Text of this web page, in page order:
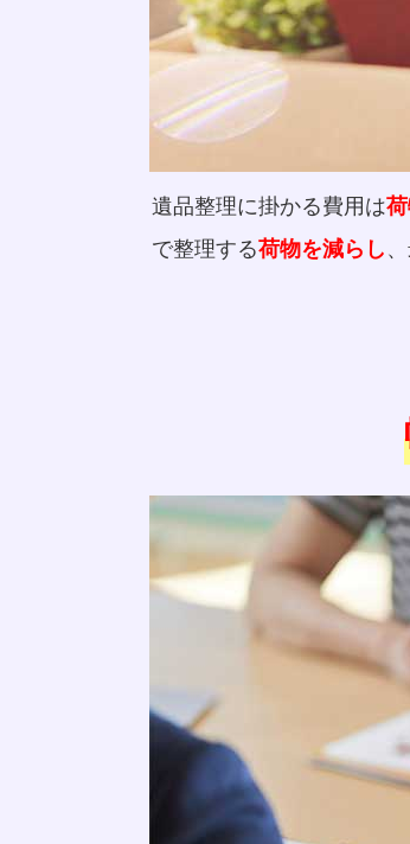
遺品整理に掛かる費用は
で整理する荷物を減らし